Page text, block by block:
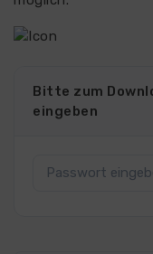
Bitte zum
eingeben